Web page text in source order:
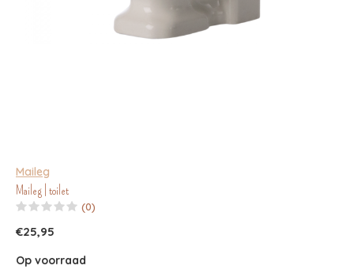
Maileg
Maileg | toilet
(0)
€25,95
Op voorraad